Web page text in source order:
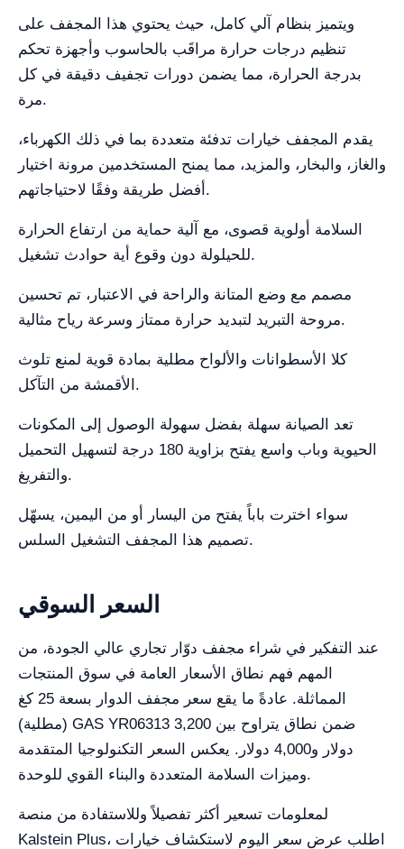
ويتميز بنظام آلي كامل، حيث يحتوي هذا المجفف على
تنظيم درجات حرارة مراقَب بالحاسوب وأجهزة تحكم
بدرجة الحرارة، مما يضمن دورات تجفيف دقيقة في كل
مرة.
يقدم المجفف خيارات تدفئة متعددة بما في ذلك الكهرباء،
والغاز، والبخار، والمزيد، مما يمنح المستخدمين مرونة اختيار
أفضل طريقة وفقًا لاحتياجاتهم.
السلامة أولوية قصوى، مع آلية حماية من ارتفاع الحرارة
للحيلولة دون وقوع أية حوادث تشغيل.
مصمم مع وضع المتانة والراحة في الاعتبار، تم تحسين
مروحة التبريد لتبديد حرارة ممتاز وسرعة رياح مثالية.
كلا الأسطوانات والألواح مطلية بمادة قوية لمنع تلوث
الأقمشة من التآكل.
تعد الصيانة سهلة بفضل سهولة الوصول إلى المكونات
الحيوية وباب واسع يفتح بزاوية 180 درجة لتسهيل التحميل
والتفريغ.
سواء اخترت باباً يفتح من اليسار أو من اليمين، يسهّل
تصميم هذا المجفف التشغيل السلس.
السعر السوقي
عند التفكير في شراء مجفف دوّار تجاري عالي الجودة، من
المهم فهم نطاق الأسعار العامة في سوق المنتجات
المماثلة. عادةً ما يقع سعر مجفف الدوار بسعة 25 كغ
(مطلية) GAS YR06313 ضمن نطاق يتراوح بين 3,200
دولار و4,000 دولار. يعكس السعر التكنولوجيا المتقدمة
وميزات السلامة المتعددة والبناء القوي للوحدة.
لمعلومات تسعير أكثر تفصيلاً وللاستفادة من منصة
Kalstein Plus، اطلب عرض سعر اليوم لاستكشاف خيارات